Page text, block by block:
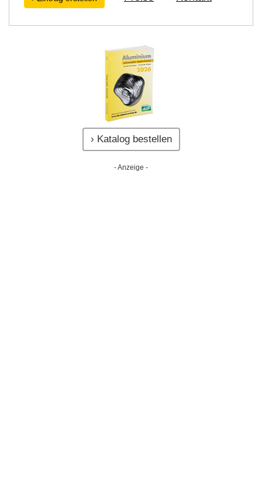
› Katalog bestellen
- Anzeige -